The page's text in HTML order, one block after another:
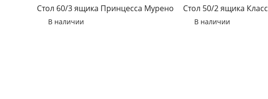
Стол 60/3 ящика Принцесса Мурено
В наличии
Стол 50/2 ящика
эмалит
В наличии